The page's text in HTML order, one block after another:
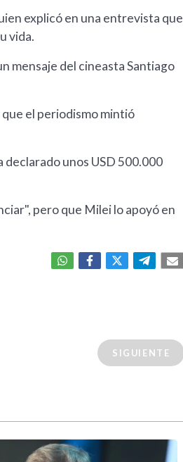
explicó en una entrevista que
vida.
mensaje del cineasta Santiago
el periodismo mintió
unos USD 500.000
pero que Milei lo apoyó en
SIGUIENTE